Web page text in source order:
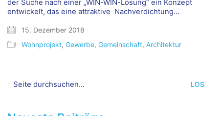
der Suche nach einer „WIN-WIN-Lösung“ ein Konzept
entwickelt, das eine attraktive Nachverdichtung…
15. Dezember 2018
Wohnprojekt, Gewerbe, Gemeinschaft, Architektur
for: